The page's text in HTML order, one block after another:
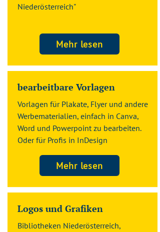
Niederösterreich"
Mehr lesen
bearbeitbare Vorlagen
Vorlagen für Plakate, Flyer und andere
Werbematerialien, einfach in Canva,
Word und Powerpoint zu bearbeiten.
Oder für Profis in InDesign
Mehr lesen
Logos und Grafiken
Bibliotheken Niederösterreich,